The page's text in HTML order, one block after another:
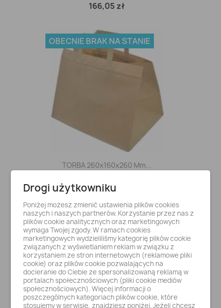
166,05 zł
TORBA 260x160x260 Mm...
OBECNIE BRAK NA STANIE
Drogi użytkowniku
Poniżej możesz zmienić ustawienia plików cookies
naszych i naszych partnerów. Korzystanie przez nas z
plików cookie analitycznych oraz marketingowych
wymaga Twojej zgody. W ramach cookies
marketingowych wydzieliliśmy kategorię plików cookie
związanych z wyświetlaniem reklam w związku z
korzystaniem ze stron internetowych (reklamowe pliki
cookie) oraz plików cookie pozwalających na
docieranie do Ciebie ze spersonalizowaną reklamą w
portalach społecznościowych (pliki cookie mediów
społecznościowych). Więcej informacji o
poszczególnych kategoriach plików cookie, które
stosujemy w serwisie, znajdziesz poniżej. Jeżeli chcesz